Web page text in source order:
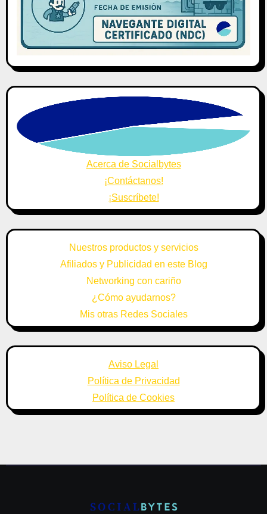
Acerca de Socialbytes
¡Contáctanos!
¡Suscríbete!
Nuestros productos y servicios
Afiliados y Publicidad en este Blog
Networking con cariño
¿Cómo ayudarnos?
Mis otras Redes Sociales
Aviso Legal
Política de Privacidad
Política de Cookies